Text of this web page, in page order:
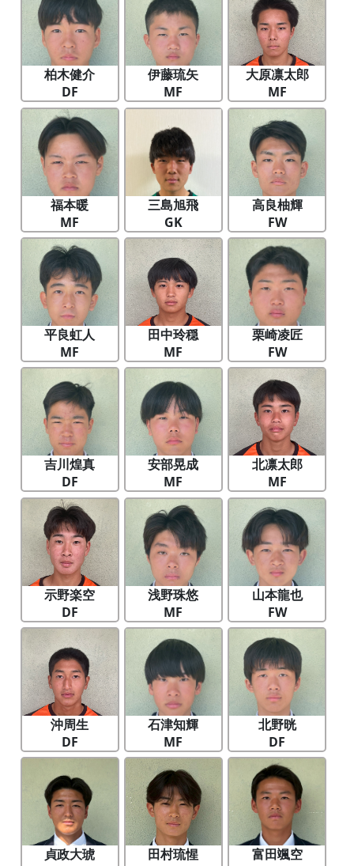
柏木健介
DF
伊藤琉矢
MF
大原凛太郎
MF
福本暖
MF
三島旭飛
GK
高良柚輝
FW
平良虹人
MF
田中玲穏
MF
栗崎凌匠
FW
吉川煌真
DF
安部晃成
MF
北凛太郎
MF
示野楽空
DF
浅野珠悠
MF
山本龍也
FW
沖周生
DF
石津知輝
MF
北野晄
DF
貞政大琥
田村琉惺
富田颯空